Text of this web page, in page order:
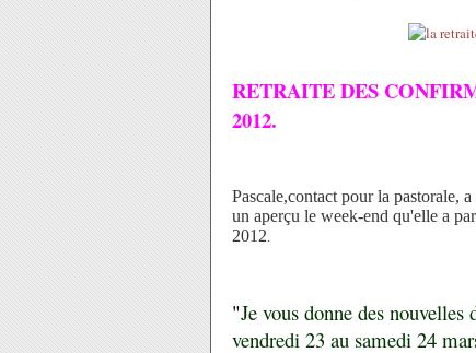
RETRAITE DES
2012.
Pascale,contact pour la pastorale,
un aperçu le week-end qu'elle a
2012.
"Je vous donne des
vendredi 23 au samedi 24